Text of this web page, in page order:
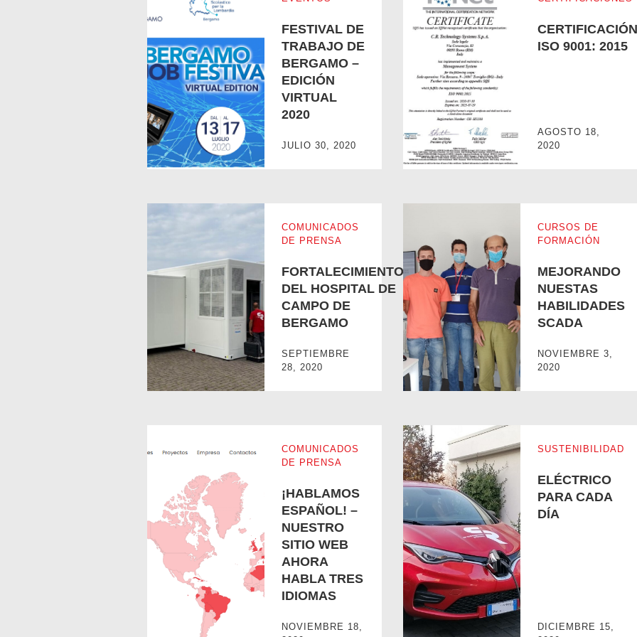
FESTIVAL DE TRABAJO DE BERGAMO – EDICIÓN VIRTUAL 2020
FESTIVAL DE
TRABAJO DE
BERGAMO –
EDICIÓN
VIRTUAL
2020
JULIO 30, 2020
CERTIFICACIÓN ISO 9001: 2015
CERTIFICACIÓN
ISO 9001: 2015
AGOSTO 18,
2020
FORTALECIMIENTO DEL HOSPITAL DE CAMPO DE BERGAMO
COMUNICADOS
DE PRENSA
FORTALECIMIENTO
DEL HOSPITAL DE
CAMPO DE
BERGAMO
SEPTIEMBRE
28, 2020
MEJORANDO NUESTAS HABILIDADES
CURSOS DE
FORMACIÓN
MEJORANDO
NUESTAS
HABILIDADES
SCADA
NOVIEMBRE 3,
2020
¡HABLAMOS ESPAÑOL! – NUESTRO SITIO WEB AHORA HABLA TRES IDIOMAS
COMUNICADOS
DE PRENSA
¡HABLAMOS
ESPAÑOL! –
NUESTRO
SITIO WEB
AHORA
HABLA TRES
IDIOMAS
NOVIEMBRE 18,
ELÉCTRICO PARA CADA DÍA
SUSTENIBILIDAD
ELÉCTRICO
PARA CADA
DÍA
DICIEMBRE 15,